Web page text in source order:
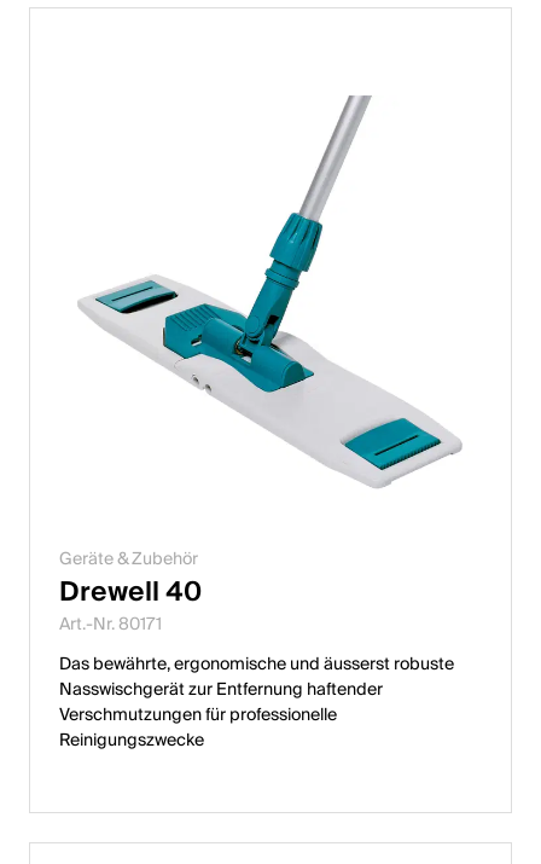
Geräte & Zubehör
Drewell 40
Art.-Nr. 80171
Das bewährte, ergonomische und äusserst robuste
Nasswischgerät zur Entfernung haftender
Verschmutzungen für professionelle
Reinigungszwecke